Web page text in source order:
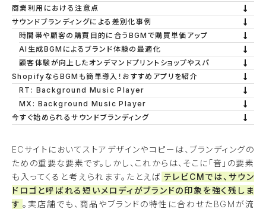
商業利用における注意点
サウンドブランディングによる差別化事例
時間帯や顧客の購買目的に合うBGMで購買単価アップ
AI生成BGMによるブランド体験の最適化
顧客体験が向上したオンデマンドプリントショップやスパ
ShopifyならBGMも簡単導入！おすすめアプリを紹介
RT: Background Music Player
MX: Background Music Player
今すぐ始められるサウンドブランディング
ECサイトにおいてストアデザインやコピーは、ブランディングの
ための重要な要素です。しかし、これからは、そこに「音」の要素
も入ってくると考えられます。たとえば テレビCMでは、サウン
ドロゴと呼ばれる短いメロディがブランドの印象を強く残しま
す 。実店舗でも、商品やブランドの特性に合わせたBGMが流